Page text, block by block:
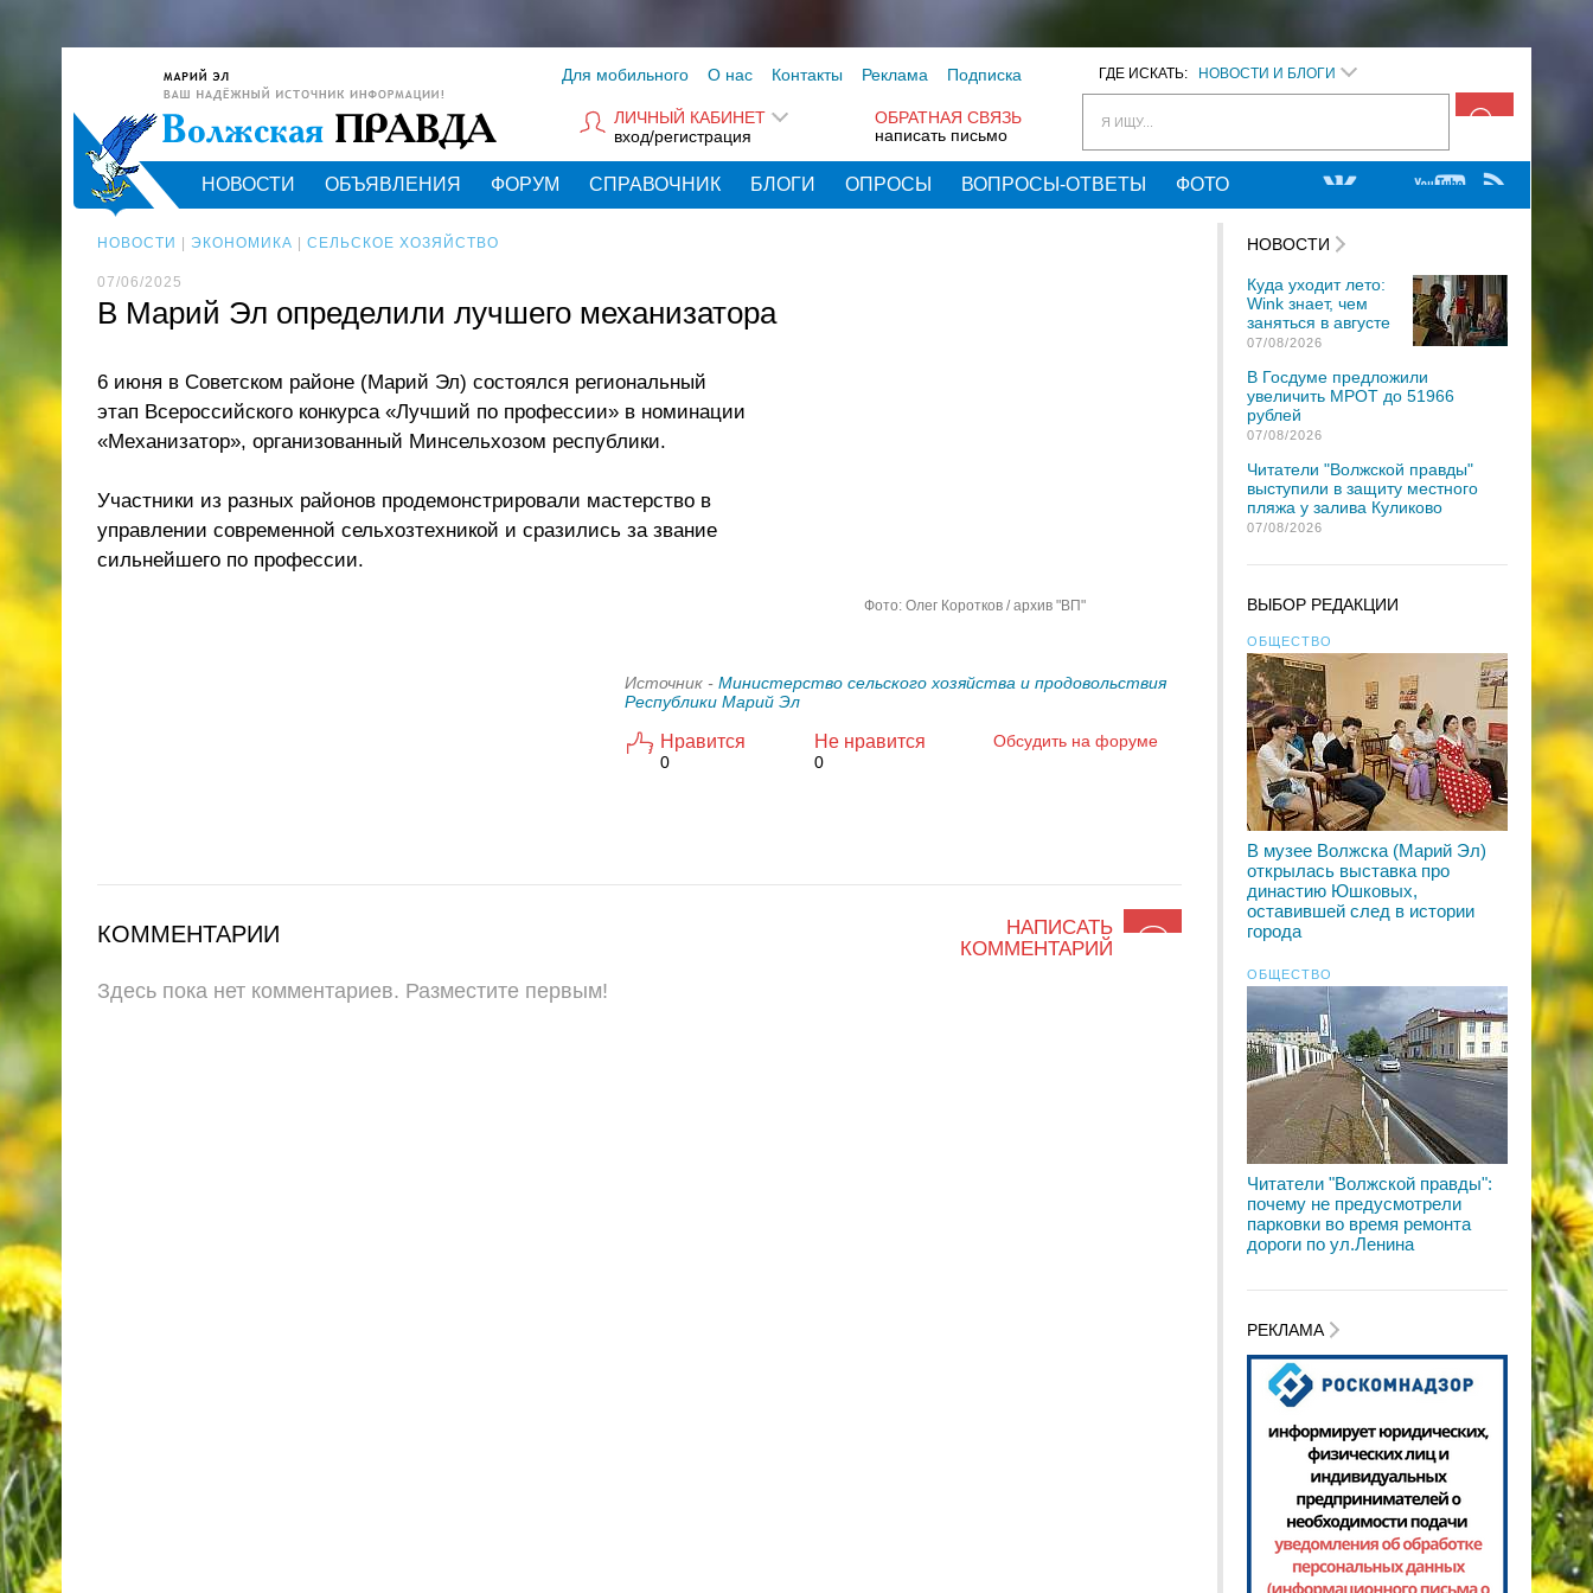
ГДЕ ИСКАТЬ: НОВОСТИ И БЛОГИ
Я ИЩУ...
Для мобильного О нас Контакты Реклама Подписка
ОБРАТНАЯ СВЯЗЬ
написать письмо
ЛИЧНЫЙ КАБИНЕТ
вход/регистрация
НОВОСТИ ОБЪЯВЛЕНИЯ ФОРУМ СПРАВОЧНИК БЛОГИ ОПРОСЫ ВОПРОСЫ-ОТВЕТЫ ФОТО
НОВОСТИ ЭКОНОМИКА СЕЛЬСКОЕ ХОЗЯЙСТВО
07/06/2025
В Марий Эл определили лучшего механизатора
Фото: Олег Коротков / архив "ВП"
6 июня в Советском районе (Марий Эл) состоялся региональный
этап Всероссийского конкурса «Лучший по профессии» в номинации
«Механизатор», организованный Минсельхозом республики.
Участники из разных районов продемонстрировали мастерство в
управлении современной сельхозтехникой и сразились за звание
сильнейшего по профессии.
Источник - Министерство сельского хозяйства и продовольствия
Республики Марий Эл
Нравится
0
Не нравится
0
Обсудить на форуме
НАПИСАТЬ
КОММЕНТАРИЙ
КОММЕНТАРИИ
Здесь пока нет комментариев. Разместите первым!
НОВОСТИ
Куда уходит лето:
Wink знает, чем
заняться в августе
07/08/2026
В Госдуме предложили
увеличить МРОТ до 51966
рублей
07/08/2026
Читатели "Волжской правды"
выступили в защиту местного
пляжа у залива Куликово
07/08/2026
ВЫБОР РЕДАКЦИИ
ОБЩЕСТВО
В музее Волжска (Марий Эл)
открылась выставка про
династию Юшковых,
оставившей след в истории
города
ОБЩЕСТВО
Читатели "Волжской правды":
почему не предусмотрели
парковки во время ремонта
дороги по ул.Ленина
РЕКЛАМА